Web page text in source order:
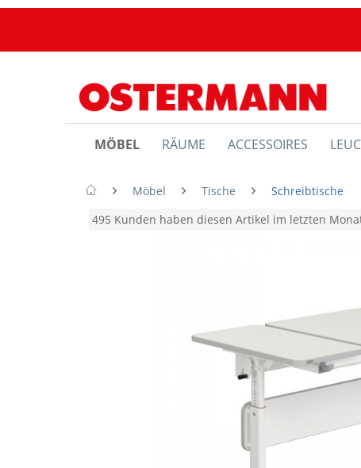
MÖBEL RÄUME ACCESSOIRES
Möbel Tische
Schreibtische
495 Kunden haben diesen Artikel im letzten